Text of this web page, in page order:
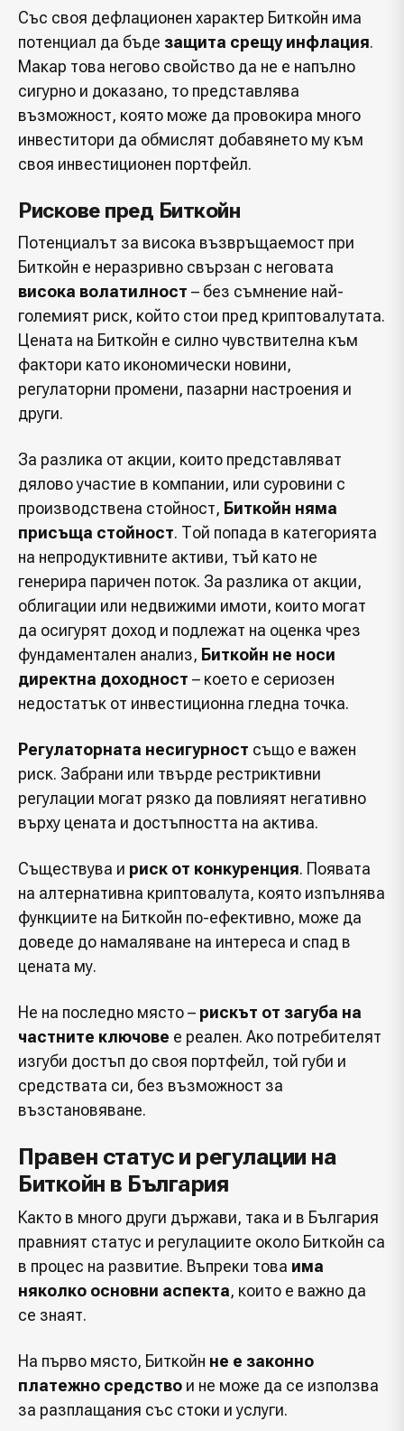
Със своя дефлационен характер Биткойн има
потенциал да бъде защита срещу инфлация.
Макар това негово свойство да не е напълно
сигурно и доказано, то представлява
възможност, която може да провокира много
инвеститори да обмислят добавянето му към
своя инвестиционен портфейл.
Рискове пред Биткойн
Потенциалът за висока възвръщаемост при
Биткойн е неразривно свързан с неговата
висока волатилност – без съмнение най-
големият риск, който стои пред криптовалутата.
Цената на Биткойн е силно чувствителна към
фактори като икономически новини,
регулаторни промени, пазарни настроения и
други.
За разлика от акции, които представляват
дялово участие в компании, или суровини с
производствена стойност, Биткойн няма
присъща стойност. Той попада в категорията
на непродуктивните активи, тъй като не
генерира паричен поток. За разлика от акции,
облигации или недвижими имоти, които могат
да осигурят доход и подлежат на оценка чрез
фундаментален анализ, Биткойн не носи
директна доходност – което е сериозен
недостатък от инвестиционна гледна точка.
Регулаторната несигурност също е важен
риск. Забрани или твърде рестриктивни
регулации могат рязко да повлияят негативно
върху цената и достъпността на актива.
Съществува и риск от конкуренция. Появата
на алтернативна криптовалута, която изпълнява
функциите на Биткойн по-ефективно, може да
доведе до намаляване на интереса и спад в
цената му.
Не на последно място – рискът от загуба на
частните ключове е реален. Ако потребителят
изгуби достъп до своя портфейл, той губи и
средствата си, без възможност за
възстановяване.
Правен статус и регулации на
Биткойн в България
Както в много други държави, така и в България
правният статус и регулациите около Биткойн са
в процес на развитие. Въпреки това има
няколко основни аспекта, които е важно да
се знаят.
На първо място, Биткойн не е законно
платежно средство и не може да се използва
за разплащания със стоки и услуги.